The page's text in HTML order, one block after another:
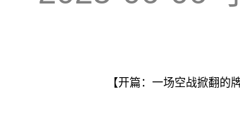
【开篇：一场空战掀翻的